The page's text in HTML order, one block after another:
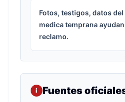
Fotos, testigos, datos
medica temprana
reclamo.
i Fuentes